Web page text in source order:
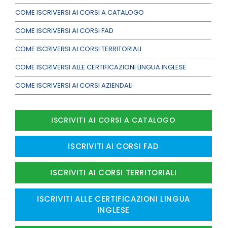
COME ISCRIVERSI AI CORSI A CATALOGO
COME ISCRIVERSI AI CORSI FAD
COME ISCRIVERSI AI CORSI TERRITORIALI
COME ISCRIVERSI ALLE CERTIFICAZIONI LINGUA INGLESE
COME ISCRIVERSI AI CORSI AZIENDALI
ISCRIVITI AI CORSI A CATALOGO
ISCRIVITI AI CORSI FAD
ISCRIVITI AI CORSI TERRITORIALI
ISCRIVITI ALLE CERTIFICAZIONI LINGUA
INGLESE